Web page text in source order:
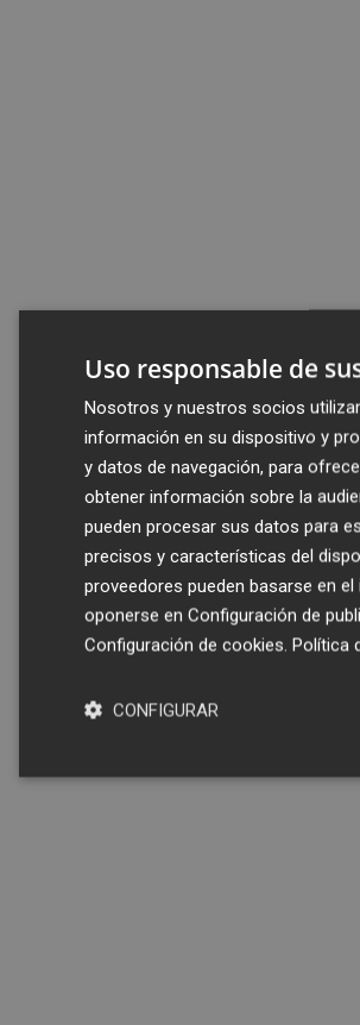
Uso responsable de
Nosotros y nuestros socios
información en su dispositivo y
y datos de navegación, para
obtener información sobre la
pueden procesar sus datos para
precisos y características del
proveedores pueden basarse en
oponerse en Configuración de
Configuración de cookies. Política
CONFIGURAR